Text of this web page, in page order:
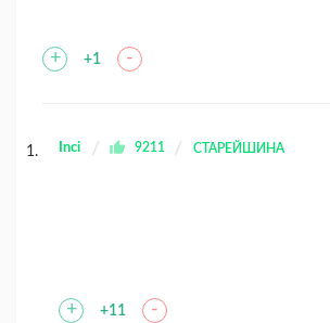
+ +1 -
Inci 9211 СТАРЕЙШИНА
+ +11 -